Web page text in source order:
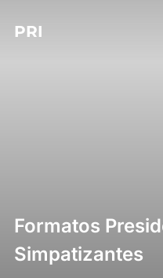
PRI
Formatos
Simpatizantes